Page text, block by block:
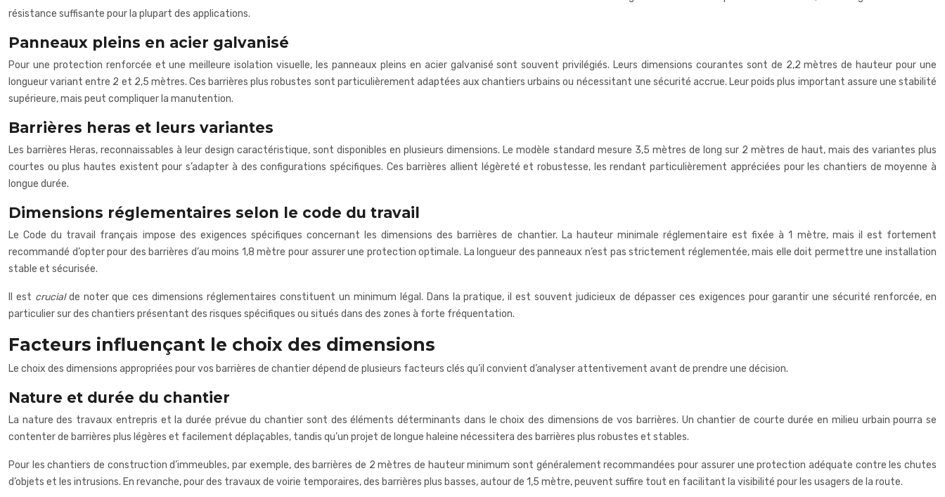
résistance suffisante pour la plupart des applications.
Panneaux pleins en acier galvanisé
Pour une protection renforcée et une meilleure isolation visuelle, les panneaux pleins en acier galvanisé sont souvent privilégiés. Leurs dimensions courantes sont de 2,2 mètres de hauteur pour une
longueur variant entre 2 et 2,5 mètres. Ces barrières plus robustes sont particulièrement adaptées aux chantiers urbains ou nécessitant une sécurité accrue. Leur poids plus important assure une stabilité
supérieure, mais peut compliquer la manutention.
Barrières heras et leurs variantes
Les barrières Heras, reconnaissables à leur design caractéristique, sont disponibles en plusieurs dimensions. Le modèle standard mesure 3,5 mètres de long sur 2 mètres de haut, mais des variantes plus
courtes ou plus hautes existent pour s’adapter à des configurations spécifiques. Ces barrières allient légèreté et robustesse, les rendant particulièrement appréciées pour les chantiers de moyenne à
longue durée.
Dimensions réglementaires selon le code du travail
Le Code du travail français impose des exigences spécifiques concernant les dimensions des barrières de chantier. La hauteur minimale réglementaire est fixée à 1 mètre, mais il est fortement
recommandé d’opter pour des barrières d’au moins 1,8 mètre pour assurer une protection optimale. La longueur des panneaux n’est pas strictement réglementée, mais elle doit permettre une installation
stable et sécurisée.
Il est crucialde noter que ces dimensions réglementaires constituent un minimum légal. Dans la pratique, il est souvent judicieux de dépasser ces exigences pour garantir une sécurité renforcée, en
particulier sur des chantiers présentant des risques spécifiques ou situés dans des zones à forte fréquentation.
Facteurs influençant le choix des dimensions
Le choix des dimensions appropriées pour vos barrières de chantier dépend de plusieurs facteurs clés qu’il convient d’analyser attentivement avant de prendre une décision.
Nature et durée du chantier
La nature des travaux entrepris et la durée prévue du chantier sont des éléments déterminants dans le choix des dimensions de vos barrières. Un chantier de courte durée en milieu urbain pourra se
contenter de barrières plus légères et facilement déplaçables, tandis qu’un projet de longue haleine nécessitera des barrières plus robustes et stables.
Pour les chantiers de construction d’immeubles, par exemple, des barrières de 2 mètres de hauteur minimum sont généralement recommandées pour assurer une protection adéquate contre les chutes
d’objets et les intrusions. En revanche, pour des travaux de voirie temporaires, des barrières plus basses, autour de 1,5 mètre, peuvent suffire tout en facilitant la visibilité pour les usagers de la route.